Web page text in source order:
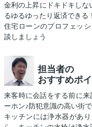
金利の上昇にドキドキし
るゆるゆったり返済できる！
住宅ローンのプロフェッ
談しましょう
担当者の
おすすめポ
来客時に会話をする前に
ーホン♪防犯意識の高い街
キッチンには浄水器があ